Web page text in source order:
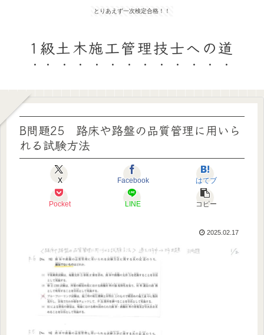
とりあえず一次検定合格！！
1級土木施工管理技士への道
B問題25 路床や路盤の品質管理に用いら
れる試験方法
X Facebook はてブ
Pocket LINE コピー
2025.02.17